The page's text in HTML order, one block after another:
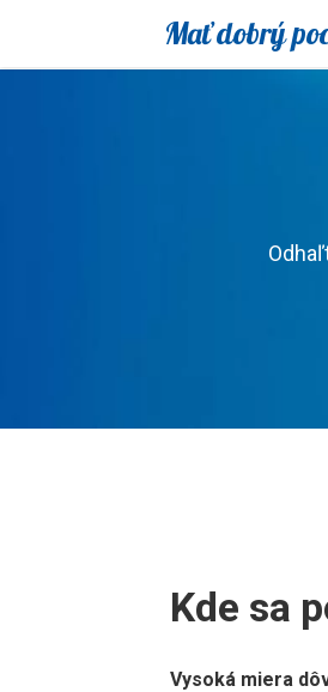
Mať dobrý
Kde sa
Vysoká miera